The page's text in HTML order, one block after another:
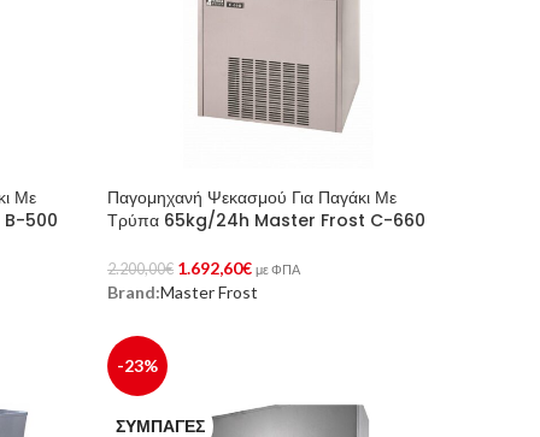
Με
500
Παγομηχανή Ψεκασμού Για Παγάκι Με
Τρύπα 65kg/24h Master Frost C-660
2.200,00€ 1.692,60€ με ΦΠΑ
Προσθήκη Στο Καλάθι
Brand:Master Frost
-23%
ΣΥΜΠΑΓΈΣ